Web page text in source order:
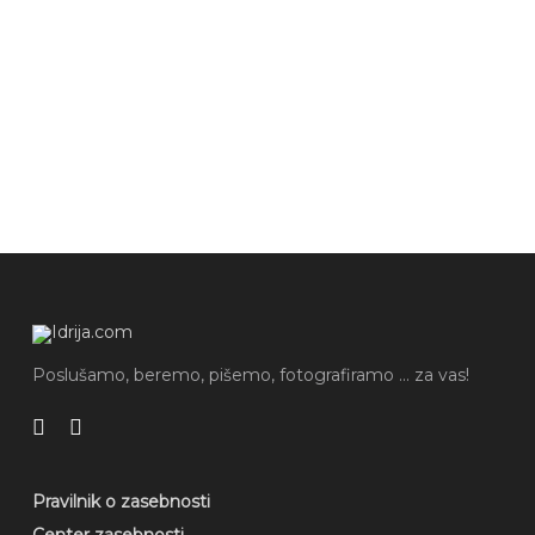
Poslušamo, beremo, pišemo, fotografiramo ... za vas!
Pravilnik o zasebnosti